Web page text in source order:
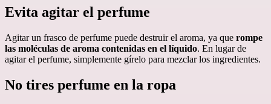
Evita agitar el perfume
Agitar un frasco de perfume puede destruir el aroma, ya que rompe
las moléculas de aroma contenidas en el líquido. En lugar de
agitar el perfume, simplemente gírelo para mezclar los ingredientes.
No tires perfume en la ropa